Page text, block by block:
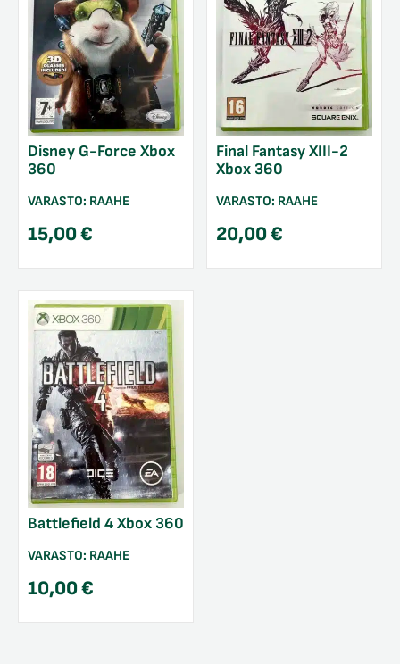
Disney G-Force Xbox
360
VARASTO: RAAHE
15,00€
Final Fantasy XIII-2
Xbox 360
VARASTO: RAAHE
20,00€
Battlefield 4 Xbox 360
VARASTO: RAAHE
10,00€